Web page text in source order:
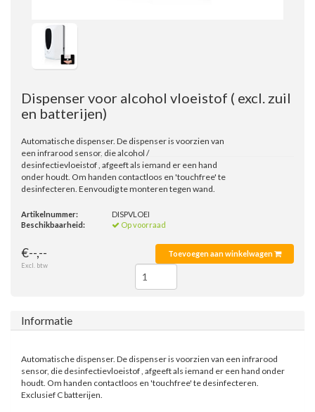
Dispenser voor alcohol vloeistof ( excl. zuil
en batterijen)
Automatische dispenser. De dispenser is voorzien van
een infrarood sensor, die alcohol /
desinfectievloeistof , afgeeft als iemand er een hand
onder houdt. Om handen contactloos en 'touchfree' te
desinfecteren. Eenvoudig te monteren tegen wand.
Artikelnummer:
DISPVLOEI
Beschikbaarheid:
Op voorraad
€--,--
Excl. btw
Toevoegen aan winkelwagen
Informatie
Automatische dispenser. De dispenser is voorzien van een infrarood
sensor, die desinfectievloeistof , afgeeft als iemand er een hand onder
houdt. Om handen contactloos en 'touchfree' te desinfecteren.
Exclusief C batterijen.